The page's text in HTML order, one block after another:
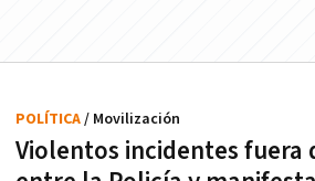
Violentos incidentes fuera
POLÍTICA/ Movilización